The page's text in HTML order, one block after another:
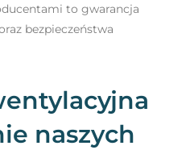
to gwarancja
bezpieczeństwa
naszych